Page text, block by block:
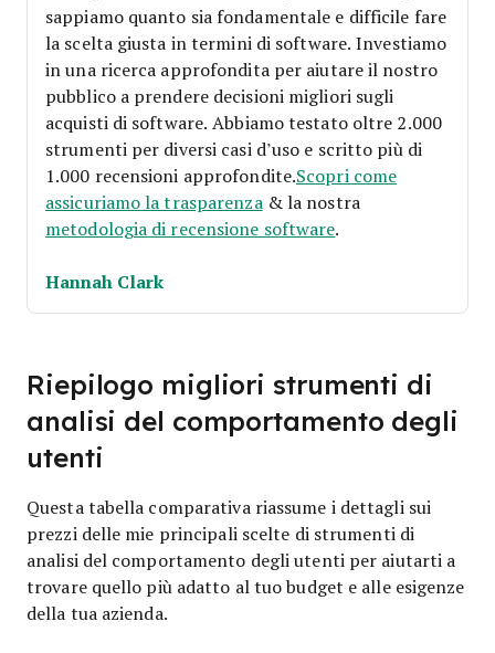
sappiamo quanto sia fondamentale e difficile fare
la scelta giusta in termini di software. Investiamo
in una ricerca approfondita per aiutare il nostro
pubblico a prendere decisioni migliori sugli
acquisti di software. Abbiamo testato oltre 2.000
strumenti per diversi casi d’uso e scritto più di
1.000 recensioni approfondite.Scopri come
assicuriamo la trasparenza & la nostra
metodologia di recensione software.
Hannah Clark
Riepilogo migliori strumenti di
analisi del comportamento degli
utenti
Questa tabella comparativa riassume i dettagli sui
prezzi delle mie principali scelte di strumenti di
analisi del comportamento degli utenti per aiutarti a
trovare quello più adatto al tuo budget e alle esigenze
della tua azienda.